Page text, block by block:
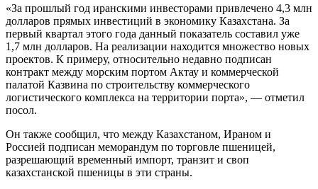
«За прошлый год иранскими инвесторами привлечено 4,3 млн
долларов прямых инвестиций в экономику Казахстана. За
первый квартал этого года данный показатель составил уже
1,7 млн долларов. На реализации находится множество новых
проектов. К примеру, относительно недавно подписан
контракт между морским портом Актау и коммерческой
палатой Казвина по строительству коммерческого
логистического комплекса на территории порта», — отметил
посол.
Он также сообщил, что между Казахстаном, Ираном и
Россией подписан меморандум по торговле пшеницей,
разрешающий временный импорт, транзит и своп
казахстанской пшеницы в эти страны.